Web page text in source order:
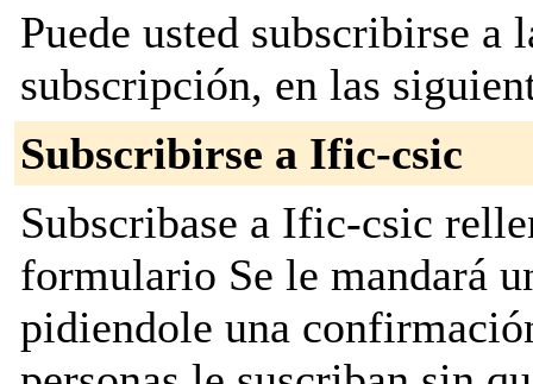
Puede usted subscribirse a
subscripción, en las
Subscribirse a Ific-csic
Subscribase a Ific-csic
formulario Se le mandará
pidiendole una